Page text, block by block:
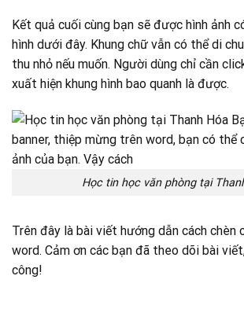
Kết quả cuối cùng bạn sẽ được hình ảnh
hình dưới đây. Khung chữ vẫn có thể di
thu nhỏ nếu muốn. Người dùng chỉ cần
xuất hiện khung hình bao quanh là được.
Học tin học văn phòng tại
Trên đây là bài viết hướng dẫn cách chèn
word. Cảm ơn các bạn đã theo dõi bài
công!